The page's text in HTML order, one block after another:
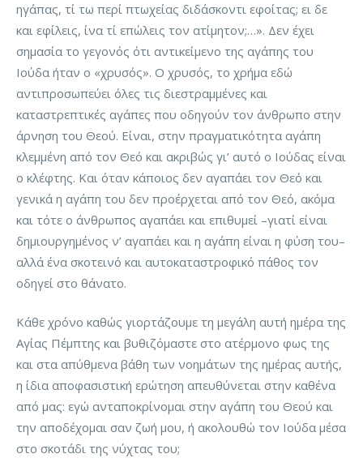
ηγάπας, τί τω περί πτωχείας διδάσκοντι εφοίτας; ει δε
και εφίλεις, ίνα τί επώλεις τον ατίμητον;…». Δεν έχει
σημασία το γεγονός ότι αντικείμενο της αγάπης του
Ιούδα ήταν ο «χρυσός». Ο χρυσός, το χρήμα εδώ
αντιπροσωπεύει όλες τις διεστραμμένες και
καταστρεπτικές αγάπες που οδηγούν τον άνθρωπο στην
άρνηση του Θεού. Είναι, στην πραγματικότητα αγάπη
κλεμμένη από τον Θεό και ακριβώς γι’ αυτό ο Ιούδας είναι
ο κλέφτης. Και όταν κάποιος δεν αγαπάει τον Θεό και
γενικά η αγάπη του δεν προέρχεται από τον Θεό, ακόμα
και τότε ο άνθρωπος αγαπάει και επιθυμεί –γιατί είναι
δημιουργημένος ν’ αγαπάει και η αγάπη είναι η φύση του–
αλλά ένα σκοτεινό και αυτοκαταστροφικό πάθος τον
οδηγεί στο θάνατο.
Κάθε χρόνο καθώς γιορτάζουμε τη μεγάλη αυτή ημέρα της
Αγίας Πέμπτης και βυθιζόμαστε στο ατέρμονο φως της
και στα απύθμενα βάθη των νοημάτων της ημέρας αυτής,
η ίδια αποφασιστική ερώτηση απευθύνεται στην καθένα
από μας: εγώ ανταποκρίνομαι στην αγάπη του Θεού και
την αποδέχομαι σαν ζωή μου, ή ακολουθώ τον Ιούδα μέσα
στο σκοτάδι της νύχτας του;